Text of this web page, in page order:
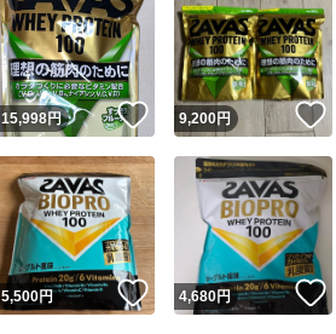
15,998円 いいね！
9,200円
5,500円 いいね！
4,680円